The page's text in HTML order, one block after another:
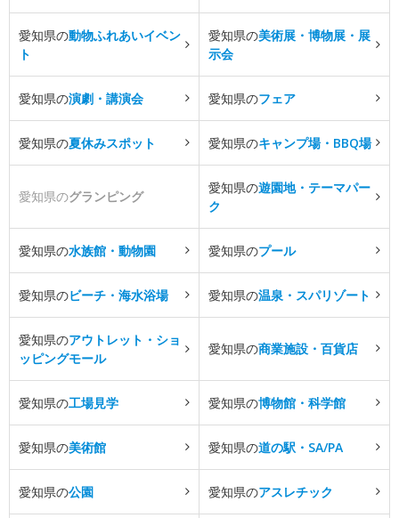
愛知県の動物ふれあいイベン
ト
愛知県の美術展・博物展・展
示会
愛知県の演劇・講演会 愛知県のフェア
愛知県の夏休みスポット 愛知県のキャンプ場・BBQ場
愛知県のグランピング
愛知県の遊園地・テーマパー
ク
愛知県の水族館・動物園 愛知県のプール
愛知県のビーチ・海水浴場 愛知県の温泉・スパリゾート
愛知県のアウトレット・ショ
ッピングモール
愛知県の商業施設・百貨店
愛知県の工場見学 愛知県の博物館・科学館
愛知県の美術館 愛知県の道の駅・SA/PA
愛知県の公園 愛知県のアスレチック